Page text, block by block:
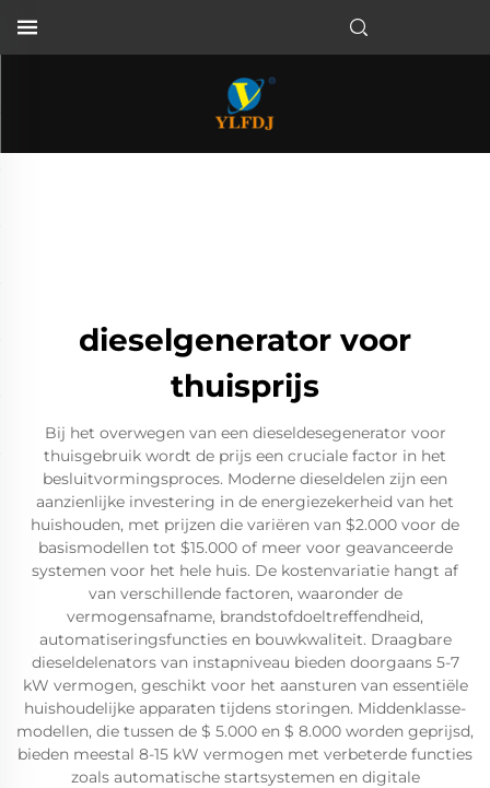
dieselgenerator voor
thuisprijs
Bij het overwegen van een dieseldesegenerator voor
thuisgebruik wordt de prijs een cruciale factor in het
besluitvormingsproces. Moderne dieseldelen zijn een
aanzienlijke investering in de energiezekerheid van het
huishouden, met prijzen die variëren van $2.000 voor de
basismodellen tot $15.000 of meer voor geavanceerde
systemen voor het hele huis. De kostenvariatie hangt af
van verschillende factoren, waaronder de
vermogensafname, brandstofdoeltreffendheid,
automatiseringsfuncties en bouwkwaliteit. Draagbare
dieseldelenators van instapniveau bieden doorgaans 5-7
kW vermogen, geschikt voor het aansturen van essentiële
huishoudelijke apparaten tijdens storingen. Middenklasse-
modellen, die tussen de $ 5.000 en $ 8.000 worden geprijsd,
bieden meestal 8-15 kW vermogen met verbeterde functies
zoals automatische startsystemen en digitale